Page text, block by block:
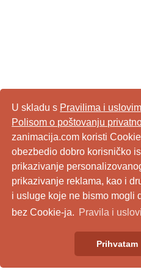
U skladu s Pravilima i
Polisom o poštovanju
zanimacija.com koristi
obezbedio dobro korisničko
prikazivanje
prikazivanje reklama, kao i
i usluge koje ne bismo mogli
bez Cookie-ja. Pravila i
Prihvatam